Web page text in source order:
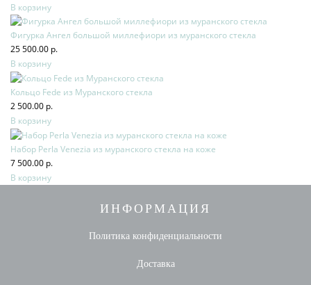
В корзину
Фигурка Ангел большой миллефиори из муранского стекла
25 500.00 р.
В корзину
Кольцо Fede из Муранского стекла
2 500.00 р.
В корзину
Набор Perla Venezia из муранского стекла на коже
7 500.00 р.
В корзину
ИНФОРМАЦИЯ
Политика конфиденциальности
Доставка